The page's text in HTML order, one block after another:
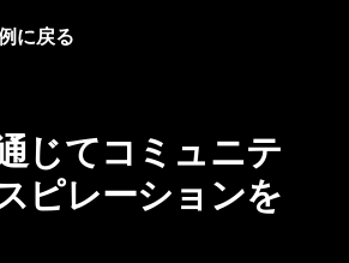
に戻る
じてコミュニテ
ピレーションを